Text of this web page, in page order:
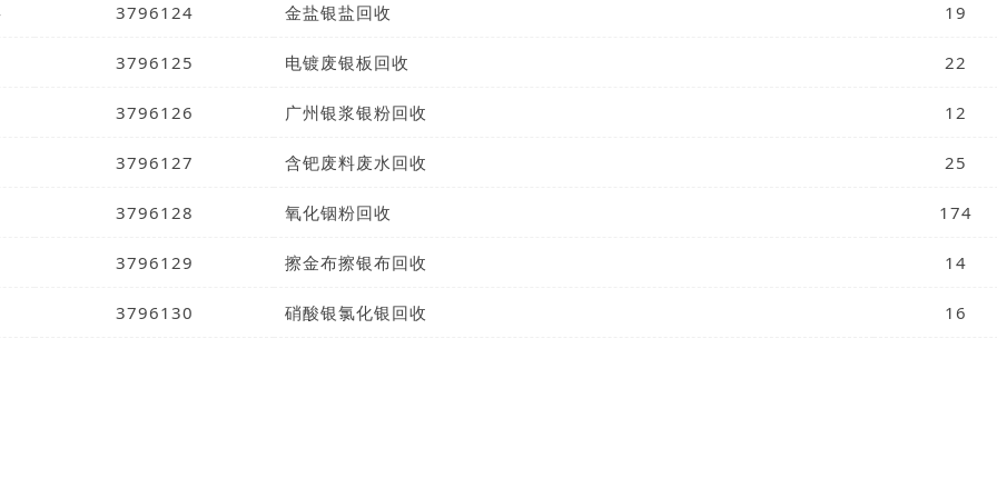
3796124 金盐银盐回收 19
3796125 电镀废银板回收 22
3796126 广州银浆银粉回收 12
3796127 含钯废料废水回收 25
3796128 氧化铟粉回收 174
3796129 擦金布擦银布回收 14
3796130 硝酸银氯化银回收 16